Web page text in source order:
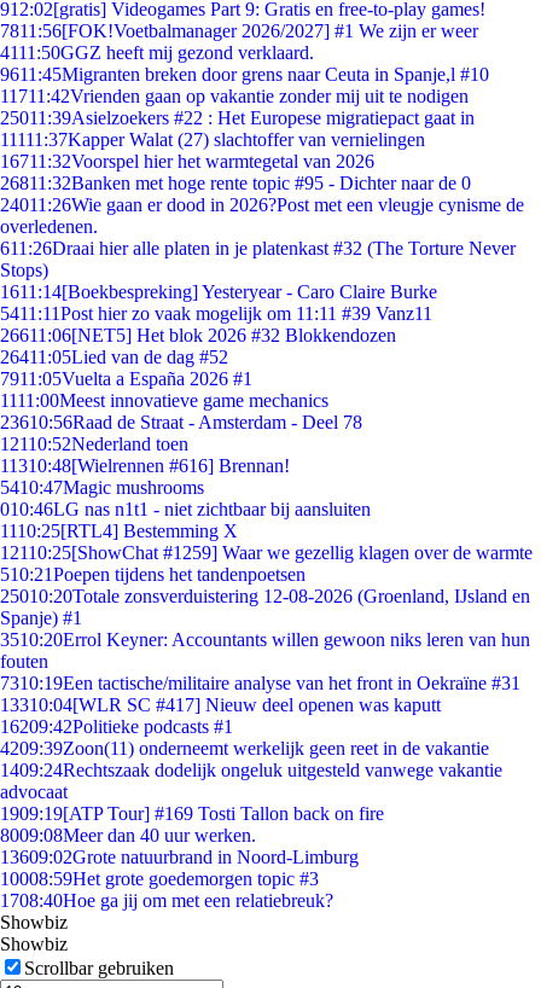
912:02[gratis] Videogames Part 9: Gratis en free-to-play games!
7811:56[FOK!Voetbalmanager 2026/2027] #1 We zijn er weer
4111:50GGZ heeft mij gezond verklaard.
9611:45Migranten breken door grens naar Ceuta in Spanje,l #10
11711:42Vrienden gaan op vakantie zonder mij uit te nodigen
25011:39Asielzoekers #22 : Het Europese migratiepact gaat in
11111:37Kapper Walat (27) slachtoffer van vernielingen
16711:32Voorspel hier het warmtegetal van 2026
26811:32Banken met hoge rente topic #95 - Dichter naar de 0
24011:26Wie gaan er dood in 2026?Post met een vleugje cynisme de
overledenen.
611:26Draai hier alle platen in je platenkast #32 (The Torture Never
Stops)
1611:14[Boekbespreking] Yesteryear - Caro Claire Burke
5411:11Post hier zo vaak mogelijk om 11:11 #39 Vanz11
26611:06[NET5] Het blok 2026 #32 Blokkendozen
26411:05Lied van de dag #52
7911:05Vuelta a España 2026 #1
1111:00Meest innovatieve game mechanics
23610:56Raad de Straat - Amsterdam - Deel 78
12110:52Nederland toen
11310:48[Wielrennen #616] Brennan!
5410:47Magic mushrooms
010:46LG nas n1t1 - niet zichtbaar bij aansluiten
1110:25[RTL4] Bestemming X
12110:25[ShowChat #1259] Waar we gezellig klagen over de warmte
510:21Poepen tijdens het tandenpoetsen
25010:20Totale zonsverduistering 12-08-2026 (Groenland, IJsland en
Spanje) #1
3510:20Errol Keyner: Accountants willen gewoon niks leren van hun
fouten
7310:19Een tactische/militaire analyse van het front in Oekraïne #31
13310:04[WLR SC #417] Nieuw deel openen was kaputt
16209:42Politieke podcasts #1
4209:39Zoon(11) onderneemt werkelijk geen reet in de vakantie
1409:24Rechtszaak dodelijk ongeluk uitgesteld vanwege vakantie
advocaat
1909:19[ATP Tour] #169 Tosti Tallon back on fire
8009:08Meer dan 40 uur werken.
13609:02Grote natuurbrand in Noord-Limburg
10008:59Het grote goedemorgen topic #3
1708:40Hoe ga jij om met een relatiebreuk?
Showbiz
Showbiz
Scrollbar gebruiken